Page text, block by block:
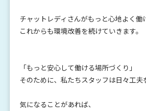
チャットレディさんがもっと心地よく働
これからも環境改善を続けていきます。
「もっと安心して働ける場所づくり」
そのために、私たちスタッフは日々工
気になることがあれば、